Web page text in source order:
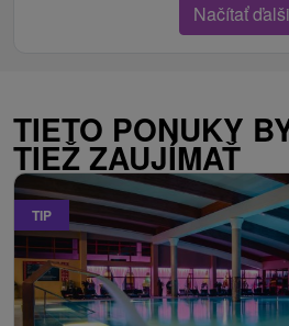
Načítať
TIETO PONUKY
TIEŽ ZAUJÍMAŤ
TIP